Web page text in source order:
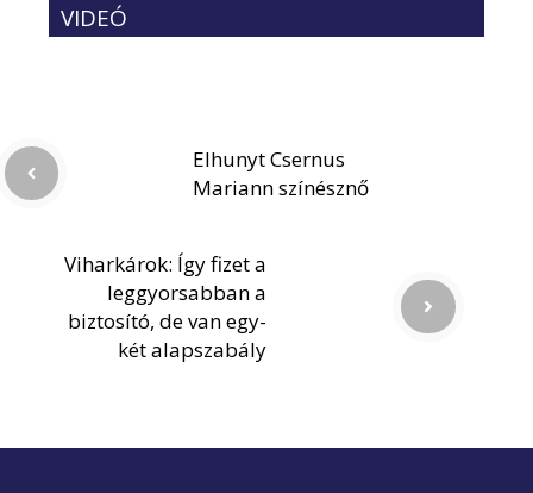
VIDEÓ
Elhunyt Csernus
Mariann színésznő
Viharkárok: Így fizet a
leggyorsabban a
biztosító, de van egy-
két alapszabály